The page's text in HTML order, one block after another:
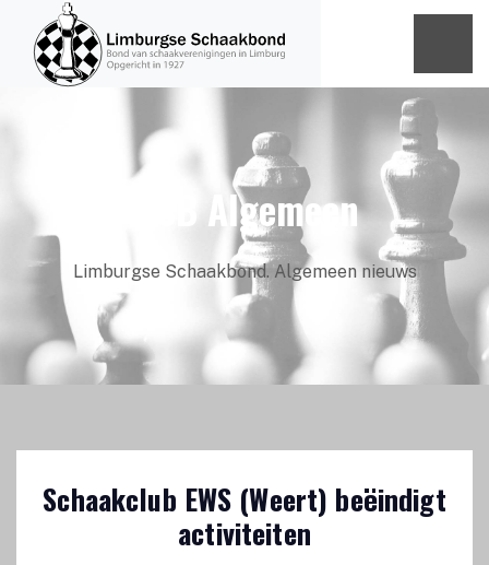
LiSB Algemeen
Limburgse Schaakbond. Algemeen nieuws
Schaakclub EWS (Weert) beëindigt
activiteiten